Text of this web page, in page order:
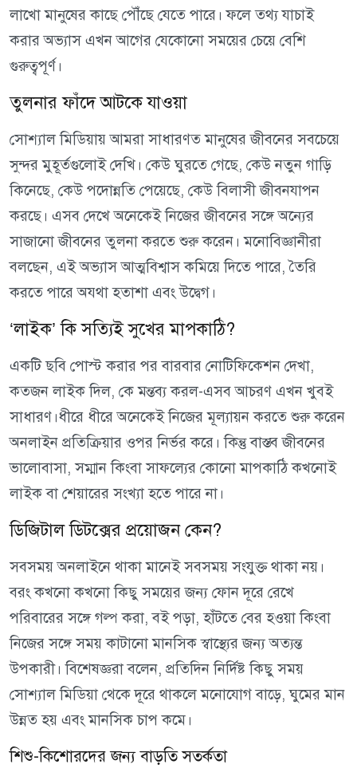
লাখো মানুষের কাছে পৌঁছে যেতে পারে। ফলে তথ্য যাচাই
করার অভ্যাস এখন আগের যেকোনো সময়ের চেয়ে বেশি
গুরুত্বপূর্ণ।
তুলনার ফাঁদে আটকে যাওয়া
সোশ্যাল মিডিয়ায় আমরা সাধারণত মানুষের জীবনের সবচেয়ে
সুন্দর মুহূর্তগুলোই দেখি। কেউ ঘুরতে গেছে, কেউ নতুন গাড়ি
কিনেছে, কেউ পদোন্নতি পেয়েছে, কেউ বিলাসী জীবনযাপন
করছে। এসব দেখে অনেকেই নিজের জীবনের সঙ্গে অন্যের
সাজানো জীবনের তুলনা করতে শুরু করেন। মনোবিজ্ঞানীরা
বলছেন, এই অভ্যাস আত্মবিশ্বাস কমিয়ে দিতে পারে, তৈরি
করতে পারে অযথা হতাশা এবং উদ্বেগ।
‘লাইক’ কি সত্যিই সুখের মাপকাঠি?
একটি ছবি পোস্ট করার পর বারবার নোটিফিকেশন দেখা,
কতজন লাইক দিল, কে মন্তব্য করল-এসব আচরণ এখন খুবই
সাধারণ।ধীরে ধীরে অনেকেই নিজের মূল্যায়ন করতে শুরু করেন
অনলাইন প্রতিক্রিয়ার ওপর নির্ভর করে। কিন্তু বাস্তব জীবনের
ভালোবাসা, সম্মান কিংবা সাফল্যের কোনো মাপকাঠি কখনোই
লাইক বা শেয়ারের সংখ্যা হতে পারে না।
ডিজিটাল ডিটক্সের প্রয়োজন কেন?
সবসময় অনলাইনে থাকা মানেই সবসময় সংযুক্ত থাকা নয়।
বরং কখনো কখনো কিছু সময়ের জন্য ফোন দূরে রেখে
পরিবারের সঙ্গে গল্প করা, বই পড়া, হাঁটতে বের হওয়া কিংবা
নিজের সঙ্গে সময় কাটানো মানসিক স্বাস্থ্যের জন্য অত্যন্ত
উপকারী। বিশেষজ্ঞরা বলেন, প্রতিদিন নির্দিষ্ট কিছু সময়
সোশ্যাল মিডিয়া থেকে দূরে থাকলে মনোযোগ বাড়ে, ঘুমের মান
উন্নত হয় এবং মানসিক চাপ কমে।
শিশু-কিশোরদের জন্য বাড়তি সতর্কতা